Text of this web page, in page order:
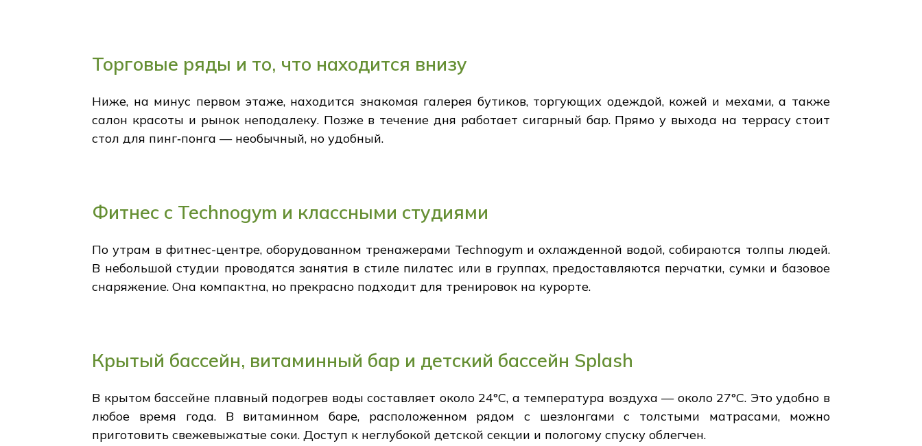
Торговые ряды и то, что находится внизу
Ниже, на минус первом этаже, находится знакомая галерея бутиков, торгующих одеждой, кожей и мехами, а также
салон красоты и рынок неподалеку. Позже в течение дня работает сигарный бар. Прямо у выхода на террасу стоит
стол для пинг‑понга — необычный, но удобный.
Фитнес с Technogym и классными студиями
По утрам в фитнес-центре, оборудованном тренажерами Technogym и охлажденной водой, собираются толпы людей.
В небольшой студии проводятся занятия в стиле пилатес или в группах, предоставляются перчатки, сумки и базовое
снаряжение. Она компактна, но прекрасно подходит для тренировок на курорте.
Крытый бассейн, витаминный бар и детский бассейн Splash
В крытом бассейне плавный подогрев воды составляет около 24°C, а температура воздуха — около 27°C. Это удобно в
любое время года. В витаминном баре, расположенном рядом с шезлонгами с толстыми матрасами, можно
приготовить свежевыжатые соки. Доступ к неглубокой детской секции и пологому спуску облегчен.